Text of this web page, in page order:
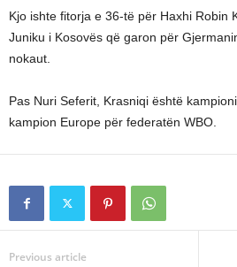
Kjo ishte fitorja e 36-të për Haxhi Robin
Juniku i Kosovës që garon për
nokaut.
Pas Nuri Seferit, Krasniqi është
kampion Europe për federatën WBO.
Previous article